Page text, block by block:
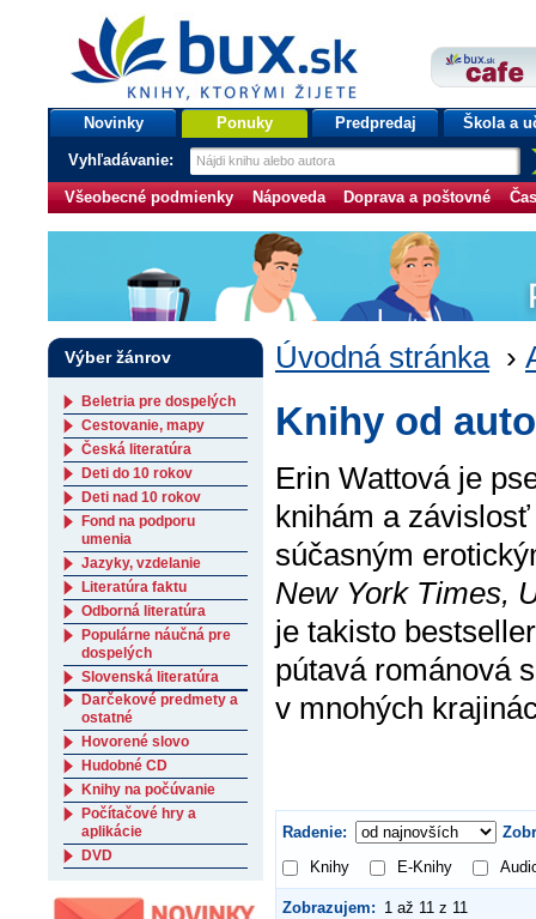
bux.sk
knihy, ktorými žijete
Úvodná stránka
Novinky Ponuky Predpredaj Škola a
Vyhľadávanie:
Všeobecné podmienky Nápoveda Doprava a poštovné
Úvodná stránka ›
Knihy od
Erin Wattová je
knihám a
súčasným
New York Times,
je takisto
pútavá románová
v mnohých
Radenie:
Knihy
E-Knihy
Zobrazujem: 1 až 11 z 11
Výber žánrov
Beletria pre dospelých
Cestovanie, mapy
Česká literatúra
Deti do 10 rokov
Deti nad 10 rokov
Fond na podporu
umenia
Jazyky, vzdelanie
Literatúra faktu
Odborná literatúra
Populárne náučná pre
dospelých
Slovenská literatúra
Darčekové predmety a
ostatné
Hovorené slovo
Hudobné CD
Knihy na počúvanie
Počítačové hry a
aplikácie
DVD